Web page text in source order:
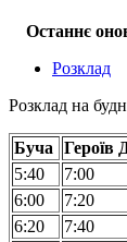
Останнє
Розклад
Розклад на
Буча
Героїв
5:40
7:00
6:00
7:20
6:20
7:40